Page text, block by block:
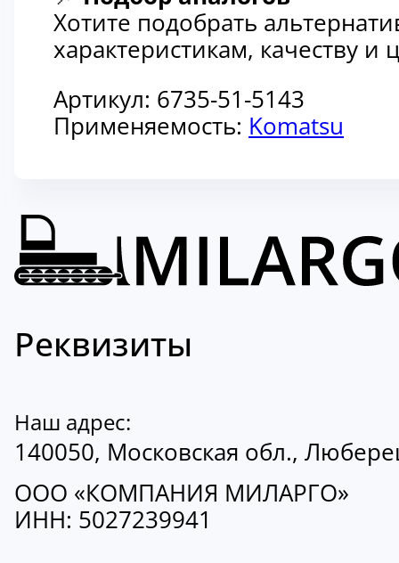
Хотите подобрать
характеристикам, качеству
Артикул: 6735-51-5143
Применяемость: Komatsu
Реквизиты
Наш адрес:
140050, Московская обл.,
ООО «КОМПАНИЯ МИЛАРГО»
ИНН: 5027239941